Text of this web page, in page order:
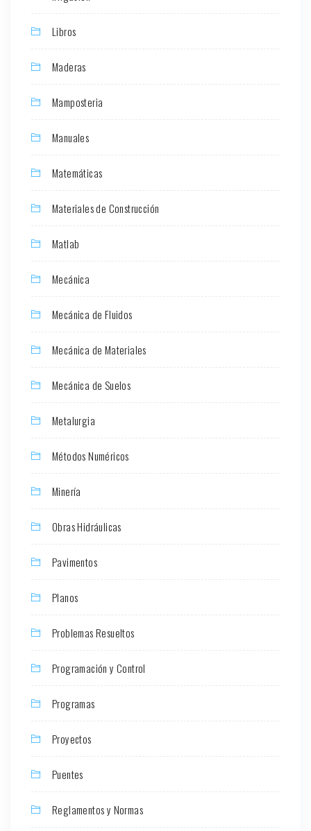
Libros
Maderas
Mamposteria
Manuales
Matemáticas
Materiales de Construcción
Matlab
Mecánica
Mecánica de Fluidos
Mecánica de Materiales
Mecánica de Suelos
Metalurgia
Métodos Numéricos
Minería
Obras Hidráulicas
Pavimentos
Planos
Problemas Resueltos
Programación y Control
Programas
Proyectos
Puentes
Reglamentos y Normas